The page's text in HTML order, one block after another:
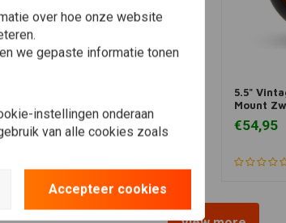
€53,95
5.5"
Mount
€54,95
over hoe onze website
we gepaste informatie tonen
instellingen onderaan
van alle cookies zoals
Accepteer cookies